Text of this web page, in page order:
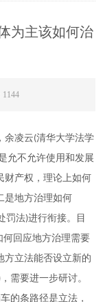
为主该如何治
余凌云(清华大学法学
允不允许使用和发展
财产权，理论上如何
是地方治理如何
罚法)进行衔接。目
何回应地方治理需要
方立法能否设立新的
需要进一步研讨。
的条路径是立法，